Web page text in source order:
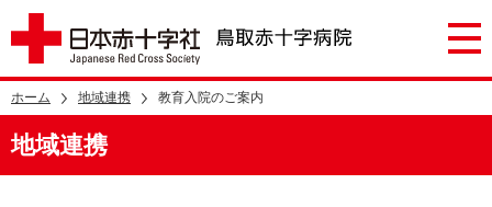
ホーム 地域連携 教育入院のご案内
地域連携